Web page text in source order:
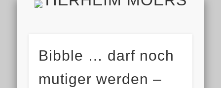
HOME
AKTUELL
ALLE TIERE
HELFEN
TIERHEIM & VEREIN
VIELEN DANK!
IMPRESSUM & DATENSCHUTZ
FINDEFIX
Bibble … darf noch
mutiger werden –